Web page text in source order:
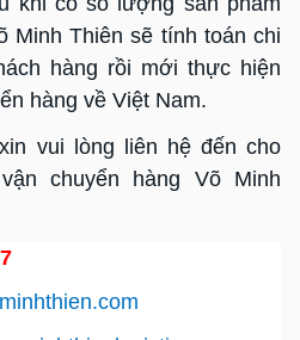
Minh Thiên sẽ tính toán chi
hàng rồi mới thực hiện
hàng về Việt Nam.
vui lòng liên hệ đến cho
chuyển hàng Võ Minh